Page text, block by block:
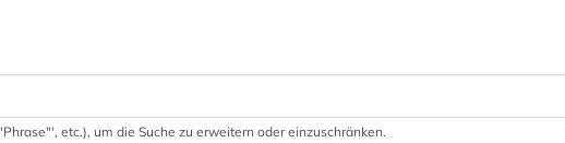
etc.), um die Suche zu erweitern oder einzuschränken.